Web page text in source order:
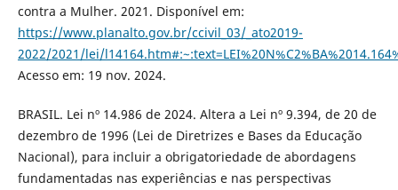
contra a Mulher. 2021. Disponível em:
https://www.planalto.gov.br/ccivil_03/_ato2019-
2022/2021/lei/
Acesso em: 19 nov. 2024.
BRASIL. Lei nº 14.986 de 2024. Altera a Lei nº 9.394, de 20 de
dezembro de 1996 (Lei de Diretrizes e Bases da Educação
Nacional), para incluir a obrigatoriedade de abordagens
fundamentadas nas experiências e nas perspectivas